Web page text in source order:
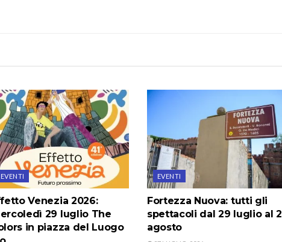
EVENTI
Venezia 2026:
29 luglio The
in piazza del Luogo
EVENTI
Fortezza Nuova: tutti gli
spettacoli dal 29 luglio al 2
agosto